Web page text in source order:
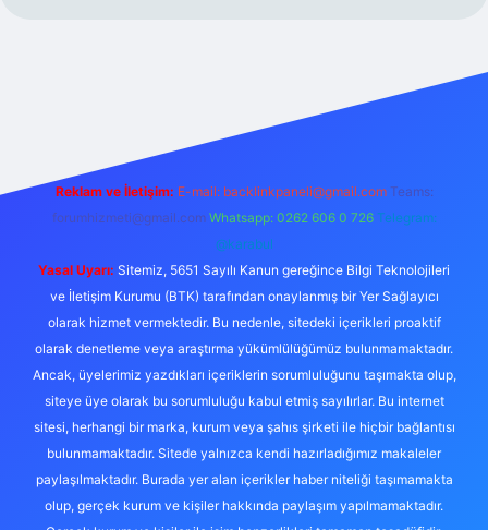
Reklam ve İletişim: E-mail: backlinkpaneli@gmail.com Teams:
forumhizmeti@gmail.com Whatsapp: 0262 606 0 726 Telegram:
@karabul
Yasal Uyarı: Sitemiz, 5651 Sayılı Kanun gereğince Bilgi Teknolojileri
ve İletişim Kurumu (BTK) tarafından onaylanmış bir Yer Sağlayıcı
olarak hizmet vermektedir. Bu nedenle, sitedeki içerikleri proaktif
olarak denetleme veya araştırma yükümlülüğümüz bulunmamaktadır.
Ancak, üyelerimiz yazdıkları içeriklerin sorumluluğunu taşımakta olup,
siteye üye olarak bu sorumluluğu kabul etmiş sayılırlar. Bu internet
sitesi, herhangi bir marka, kurum veya şahıs şirketi ile hiçbir bağlantısı
bulunmamaktadır. Sitede yalnızca kendi hazırladığımız makaleler
paylaşılmaktadır. Burada yer alan içerikler haber niteliği taşımamakta
olup, gerçek kurum ve kişiler hakkında paylaşım yapılmamaktadır.